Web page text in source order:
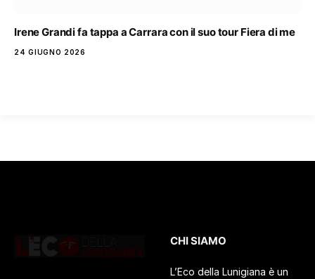
Irene Grandi fa tappa a Carrara con il suo tour Fiera di me
24 GIUGNO 2026
CHI SIAMO
L’Eco della Lunigiana è un